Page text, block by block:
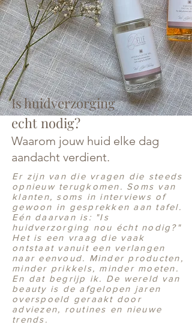
Is huidverzorging
echt nodig?
Waarom jouw huid elke dag
aandacht verdient.
Er zijn van die vragen die steeds
opnieuw terugkomen. Soms van
klanten, soms in interviews of
gewoon in gesprekken aan tafel.
Eén daarvan is: "Is
huidverzorging nou écht nodig?"
Het is een vraag die vaak
ontstaat vanuit een verlangen
naar eenvoud. Minder producten,
minder prikkels, minder moeten.
En dat begrijp ik. De wereld van
beauty is de afgelopen jaren
overspoeld geraakt door
adviezen, routines en nieuwe
trends.